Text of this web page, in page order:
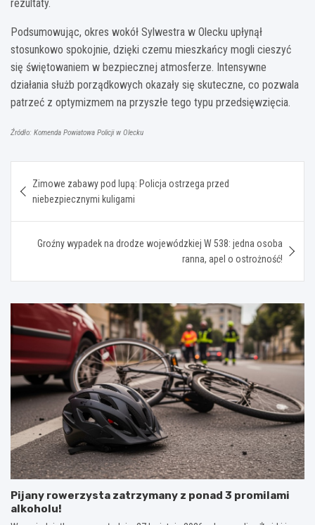
rezultaty.
Podsumowując, okres wokół Sylwestra w Olecku upłynął
stosunkowo spokojnie, dzięki czemu mieszkańcy mogli cieszyć
się świętowaniem w bezpiecznej atmosferze. Intensywne
działania służb porządkowych okazały się skuteczne, co pozwala
patrzeć z optymizmem na przyszłe tego typu przedsięwzięcia.
Źródło: Komenda Powiatowa Policji w Olecku
wpisu
Zimowe zabawy pod lupą: Policja ostrzega przed
niebezpiecznymi kuligami
Groźny wypadek na drodze wojewódzkiej W 538: jedna osoba
ranna, apel o ostrożność!
Pijany rowerzysta zatrzymany z ponad 3 promilami
alkoholu!